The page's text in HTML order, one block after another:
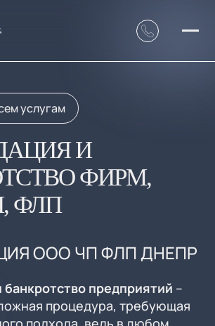
И
ФИРМ,
ФЛП
услугам
ООО ЧП ФЛП ДНЕПР
предприятий –
процедура, требующая